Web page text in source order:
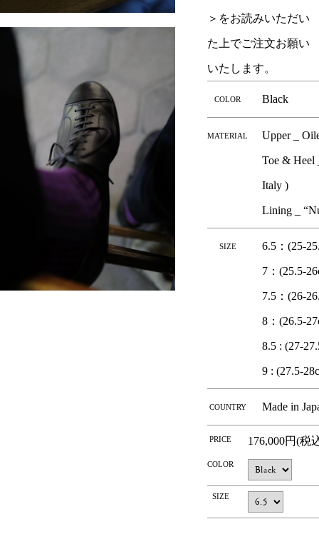
＞をお読みいただい
た上でご注文お願い
いたします。
COLOR Black
MATERIAL Upper _
Toe & Heel
Italy )
Lining _
SIZE 6.5：(25-
7：(25.5-
7.5：(26-
8：(26.5-
8.5 : (27-
9 : (27.5-
COUNTRY Made in
PRICE 176,000円(税
COLOR
SIZE